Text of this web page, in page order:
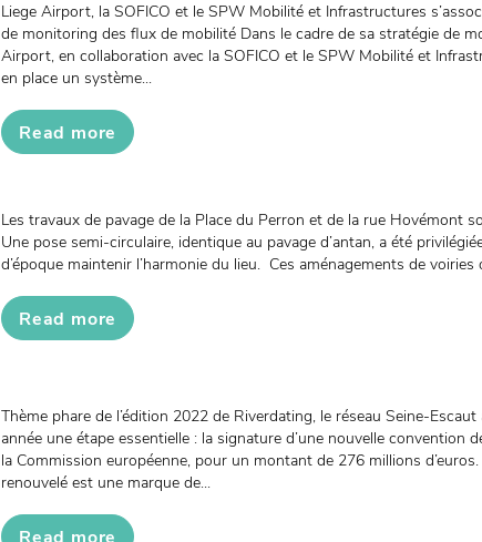
Liege Airport, la SOFICO et le SPW Mobilité et Infrastructures
de monitoring des flux de mobilité Dans le cadre de sa stratégie de
Airport, en collaboration avec la SOFICO et le SPW Mobilité et
en place un système...
Read more
Les travaux de pavage de la Place du Perron et de la rue Hovémont
Une pose semi-circulaire, identique au pavage d’antan, a été
d’époque maintenir l’harmonie du lieu. Ces aménagements de voiries
Read more
Thème phare de l’édition 2022 de Riverdating, le réseau Seine-
année une étape essentielle : la signature d’une nouvelle convention
la Commission européenne, pour un montant de 276 millions d’euros.
renouvelé est une marque de...